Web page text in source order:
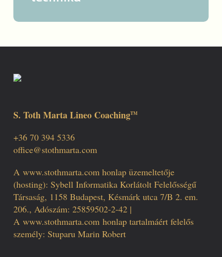
S. Toth Marta Lineo CoachingTM
+36 70 394 5336
office@stothmarta.com
A www.stothmarta.comhonlap üzemeltetője
(hosting): Sybell Informatika Korlátolt Felelősségű
Társaság, 1158 Budapest, Késmárk utca 7/B 2. em.
206., Adószám: 25859502-2-42 |
A www.stothmarta.comhonlap tartalmáért felelős
személy: Stuparu Marin Robert